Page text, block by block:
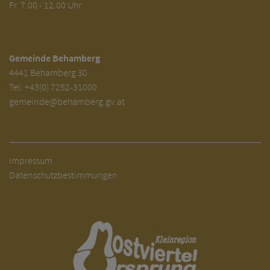
Fr. 7.00 - 12.00 Uhr
Gemeinde Behamberg
4441 Behamberg 30
Tel. +43(0) 7252-31000
gemeinde@behamberg.gv.at
Impressum
Datenschutzbestimmungen